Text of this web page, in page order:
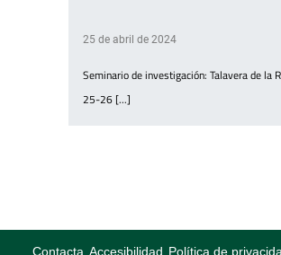
25 de abril de 2024
Seminario de investigación: Talavera de la
25-26 [...]
Contacta Accesibilidad Política de